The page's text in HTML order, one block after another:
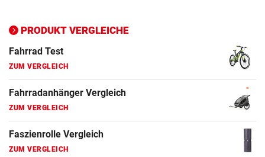
PRODUKT VERGLEICHE
ZUM VERGLEICH
Fahrrad Test
ZUM VERGLEICH
Fahrradanhänger Vergleich
ZUM VERGLEICH
Faszienrolle Vergleich
ZUM VERGLEICH